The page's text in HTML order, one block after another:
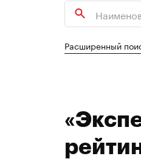
Расширенный